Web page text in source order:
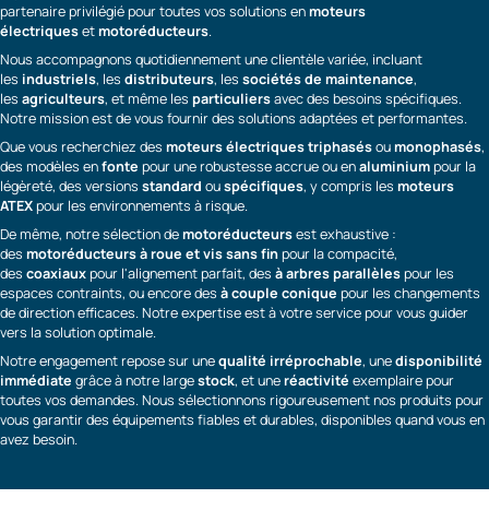
partenaire privilégié pour toutes vos solutions enmoteurs
électriquesetmotoréducteurs.
Nous accompagnons quotidiennement une clientèle variée, incluant
les industriels, les distributeurs, les sociétés de maintenance,
les agriculteurs, et même les particuliersavec des besoins spécifiques.
Notre mission est de vous fournir des solutions adaptées et performantes.
Que vous recherchiez des moteurs électriquestriphasésoumonophasés,
des modèles enfonte pour une robustesse accrue ou enaluminiumpour la
légèreté, des versions standard ouspécifiques, y compris les moteurs
ATEXpour les environnements à risque.
De même, notre sélection demotoréducteursest exhaustive :
des motoréducteurs à roue et vis sans finpour la compacité,
des coaxiauxpour l'alignement parfait, des à arbres parallèlespour les
espaces contraints, ou encore des à couple conique pour les changements
de direction efficaces. Notre expertise est à votre service pour vous guider
vers la solution optimale.
Notre engagement repose sur unequalité irréprochable, unedisponibilité
immédiate grâce à notre largestock, et uneréactivité exemplaire pour
toutes vos demandes. Nous sélectionnons rigoureusement nos produits pour
vous garantir des équipements fiables et durables, disponibles quand vous en
avez besoin.